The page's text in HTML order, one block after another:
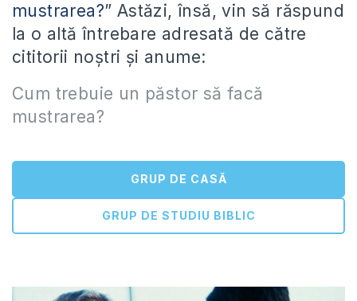
mustrarea?” Astăzi, însă, vin să răspund
la o altă întrebare adresată de către
cititorii noștri și anume:
Cum trebuie un păstor să facă
mustrarea?
GRUP DE CASĂ
GRUP DE STUDIU BIBLIC